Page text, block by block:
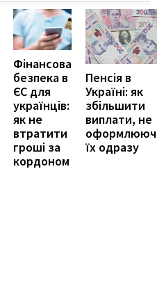
Фінансова
безпека в
ЄС для
українців:
як не
втратити
гроші за
кордоном
Пенсія в
Україні: як
збільшити
виплати, не
їх одразу